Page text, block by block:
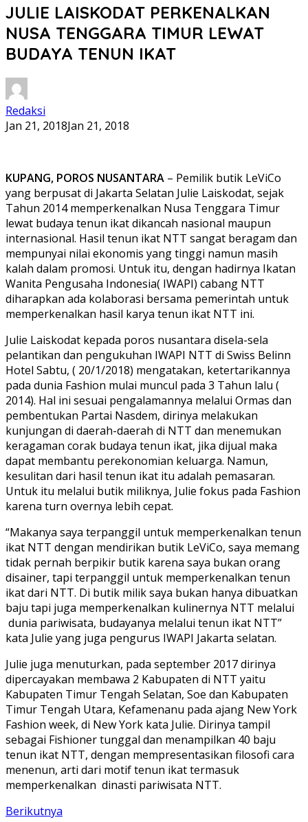
JULIE LAISKODAT PERKENALKAN
NUSA TENGGARA TIMUR LEWAT
BUDAYA TENUN IKAT
Redaksi
Jan 21, 2018Jan 21, 2018
KUPANG, POROS NUSANTARA – Pemilik butik LeViCo
yang berpusat di Jakarta Selatan Julie Laiskodat, sejak
Tahun 2014 memperkenalkan Nusa Tenggara Timur
lewat budaya tenun ikat dikancah nasional maupun
internasional. Hasil tenun ikat NTT sangat beragam dan
mempunyai nilai ekonomis yang tinggi namun masih
kalah dalam promosi. Untuk itu, dengan hadirnya Ikatan
Wanita Pengusaha Indonesia( IWAPI) cabang NTT
diharapkan ada kolaborasi bersama pemerintah untuk
memperkenalkan hasil karya tenun ikat NTT ini.
Julie Laiskodat kepada poros nusantara disela-sela
pelantikan dan pengukuhan IWAPI NTT di Swiss Belinn
Hotel Sabtu, ( 20/1/2018) mengatakan, ketertarikannya
pada dunia Fashion mulai muncul pada 3 Tahun lalu (
2014). Hal ini sesuai pengalamannya melalui Ormas dan
pembentukan Partai Nasdem, dirinya melakukan
kunjungan di daerah-daerah di NTT dan menemukan
keragaman corak budaya tenun ikat, jika dijual maka
dapat membantu perekonomian keluarga. Namun,
kesulitan dari hasil tenun ikat itu adalah pemasaran.
Untuk itu melalui butik miliknya, Julie fokus pada Fashion
karena turn overnya lebih cepat.
“Makanya saya terpanggil untuk memperkenalkan tenun
ikat NTT dengan mendirikan butik LeViCo, saya memang
tidak pernah berpikir butik karena saya bukan orang
disainer, tapi terpanggil untuk memperkenalkan tenun
ikat dari NTT. Di butik milik saya bukan hanya dibuatkan
baju tapi juga memperkenalkan kulinernya NTT melalui
dunia pariwisata, budayanya melalui tenun ikat NTT”
kata Julie yang juga pengurus IWAPI Jakarta selatan.
Julie juga menuturkan, pada september 2017 dirinya
dipercayakan membawa 2 Kabupaten di NTT yaitu
Kabupaten Timur Tengah Selatan, Soe dan Kabupaten
Timur Tengah Utara, Kefamenanu pada ajang New York
Fashion week, di New York kata Julie. Dirinya tampil
sebagai Fishioner tunggal dan menampilkan 40 baju
tenun ikat NTT, dengan mempresentasikan filosofi cara
menenun, arti dari motif tenun ikat termasuk
memperkenalkan dinasti pariwisata NTT.
Berikutnya